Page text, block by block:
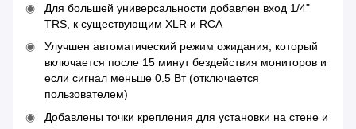
Для большей универсальности добавлен вход 1/4"
TRS, к существующим XLR и RCA
Улучшен автоматический режим ожидания, который
включается после 15 минут бездействия мониторов и
если сигнал меньше 0.5 Вт (отключается
пользователем)
Добавлены точки крепления для установки на стене и